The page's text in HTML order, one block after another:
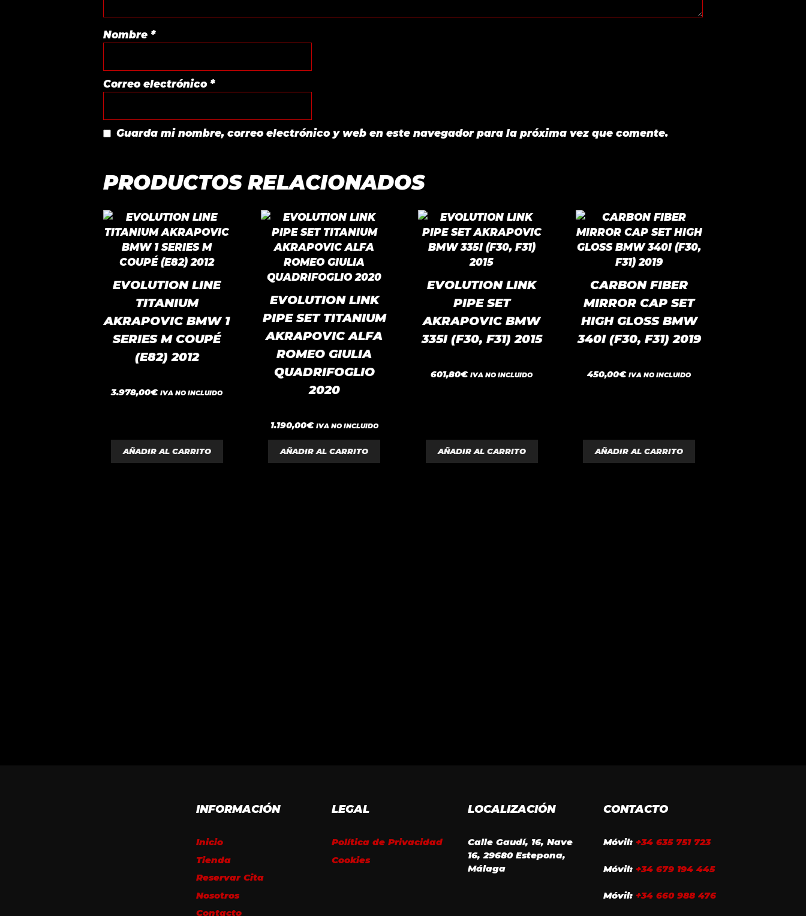
Nombre *
Correo electrónico *
Guarda mi nombre, correo electrónico y web en este navegador para la próxima vez que comente.
PRODUCTOS RELACIONADOS
EVOLUTION LINE
TITANIUM
AKRAPOVIC BMW 1
SERIES M COUPÉ
(E82) 2012
0
d
3.978,00€ IVA NO INCLUIDO
AÑADIR AL CARRITO
EVOLUTION LINK
PIPE SET TITANIUM
AKRAPOVIC ALFA
ROMEO GIULIA
QUADRIFOGLIO
2020
0
d
e
5
1.190,00€ IVA NO INCLUIDO
AÑADIR AL CARRITO
EVOLUTION LINK
PIPE SET
AKRAPOVIC BMW
335I (F30, F31) 2015
0
d
601,80€ IVA NO INCLUIDO
AÑADIR AL CARRITO
CARBON FIBER
MIRROR CAP SET
HIGH GLOSS BMW
340I (F30, F31) 2019
0
d
450,00€ IVA NO INCLUIDO
AÑADIR AL CARRITO
INFORMACIÓN
Inicio
Tienda
Reservar Cita
Nosotros
Contacto
LEGAL
Política de Privacidad
Cookies
LOCALIZACIÓN
Calle Gaudí, 16, Nave
16, 29680 Estepona,
Málaga
CONTACTO
Móvil: +34 635 751 723
Móvil: +34 679 194 445
Móvil: +34 660 988 476